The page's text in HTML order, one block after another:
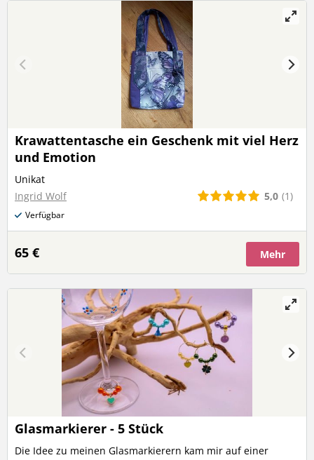
Krawattentasche ein Geschenk mit viel Herz
und Emotion
Unikat
Ingrid Wolf
5,0 (1)
Verfügbar
65 € Mehr
Glasmarkierer - 5 Stück
Die Idee zu meinen Glasmarkierern kam mir auf einer